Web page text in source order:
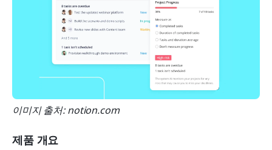
이미지 출처: notion.com
제품 개요